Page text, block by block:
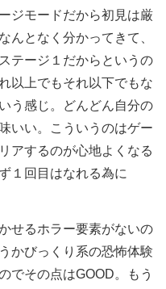
ジモードだから初見は厳
んとなく分かってきて、
テージ１だからというの
以上でもそれ以下でもな
う感じ。どんどん自分の
いい。こういうのはゲー
アするのが心地よくなる
１回目はなれる為に
せるホラー要素がないの
かびっくり系の恐怖体験
でその点はGOOD。もう